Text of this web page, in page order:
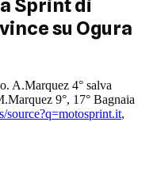
Sprint di
su Ogura
A.Marquez 4° salva
9°, 17° Bagnaia
source?q=motosprint.it,